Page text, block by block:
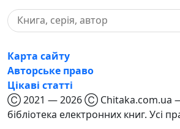
Карта сайту
Авторське право
Цікаві статті
Ⓒ 2021 — 2026 Ⓒ Chitaka.com.ua
бібліотека електронних книг. Усі